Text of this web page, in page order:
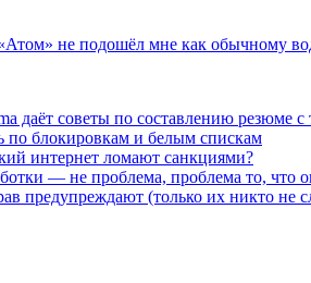
не подошёл мне как обычному
даёт советы по составлению резюме
по блокировкам и белым спискам
интернет ломают санкциями?
— не проблема, проблема то, что
предупреждают (только их никто не